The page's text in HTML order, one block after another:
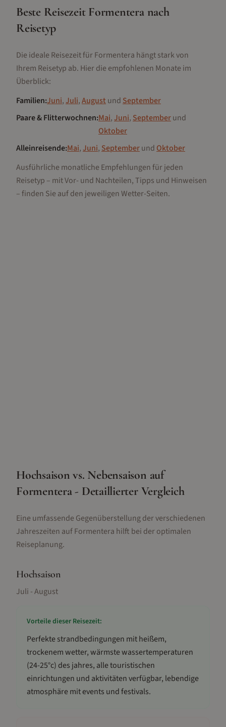
Beste Reisezeit Formenteranach
Reisetyp
Die ideale Reisezeit fürFormentera hängt stark von
Ihrem Reisetyp ab. Hier die empfohlenen Monate im
Überblick:
Familien:Juni,Juli,Augustund September
Paare & Flitterwochnen:Mai,Juni, Septemberund
Oktober
Alleinreisende:Mai,Juni, Septemberund Oktober
Ausführliche monatliche Empfehlungen für jeden
Reisetyp – mit Vor- und Nachteilen, Tipps und Hinweisen
– finden Sie auf den jeweiligen Wetter-Seiten.
Hochsaison vs. Nebensaison auf
Formentera - Detaillierter Vergleich
Eine umfassende Gegenüberstellung der verschiedenen
Jahreszeiten auf Formentera hilft bei der optimalen
Reiseplanung.
Hochsaison
Juli - August
Vorteile dieser Reisezeit:
Perfekte strandbedingungen mit heißem,
trockenem wetter, wärmste wassertemperaturen
(24-25°c) des jahres, alle touristischen
einrichtungen und aktivitäten verfügbar, lebendige
atmosphäre mit events und festivals.